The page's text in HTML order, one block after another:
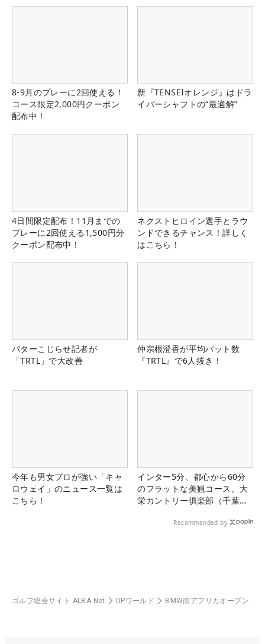
8-9月のプレーに2回使える！
コース限定2,000円クーポン
配布中！
新『TENSEIオレンジ』はドラ
イバーシャフトの“最適解”
4日間限定配布！11月までの
プレーに2回使える1,500円分
クーポン配布中！
ネクストヒロイン選手とラウ
ンドできるチャンス！詳しく
はこちら！
パターこじらせ記者が
「TRTL」で大改善
仲宗根澄香が平均パット数
『TRTL』で6人抜き！
今年も男女プロが強い「キャ
ロウェイ」のニュース一覧は
こちら！
インター5分、都心から60分
のフラットな美観コース。大
栄カントリー俱楽部（千葉
Recommended by
ゴルフ総合サイト ALBA Net DPワールド BMW南アフリカオープン